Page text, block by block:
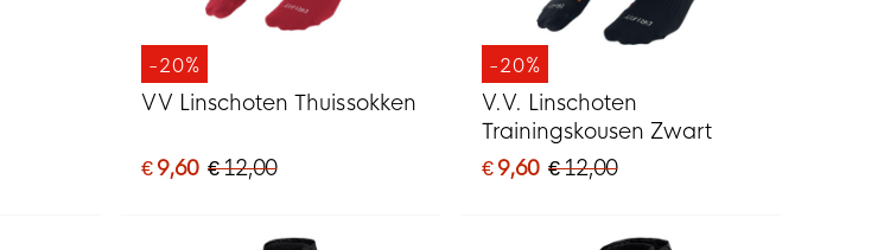
-20%
VV Linschoten Thuissokken
€ 9,60 € 12,00
-20%
V.V. Linschoten
Trainingskousen Zwart
€ 9,60 € 12,00